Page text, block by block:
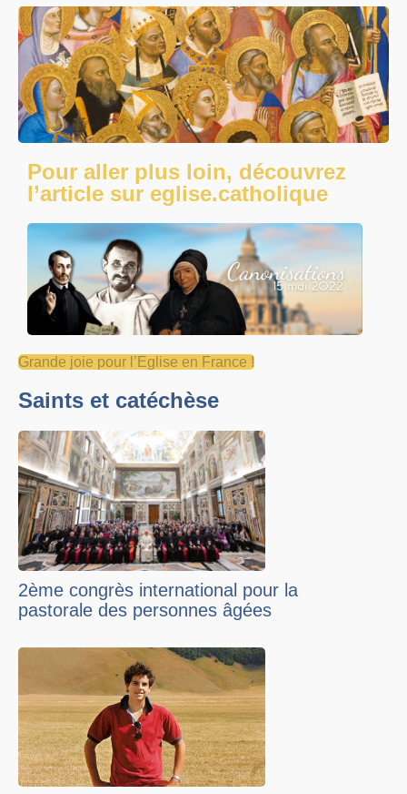
Pour aller plus loin, découvrez
l’article sur eglise.catholique
Grande joie pour l’Eglise en France !
Saints et catéchèse
2ème congrès international pour la
pastorale des personnes âgées